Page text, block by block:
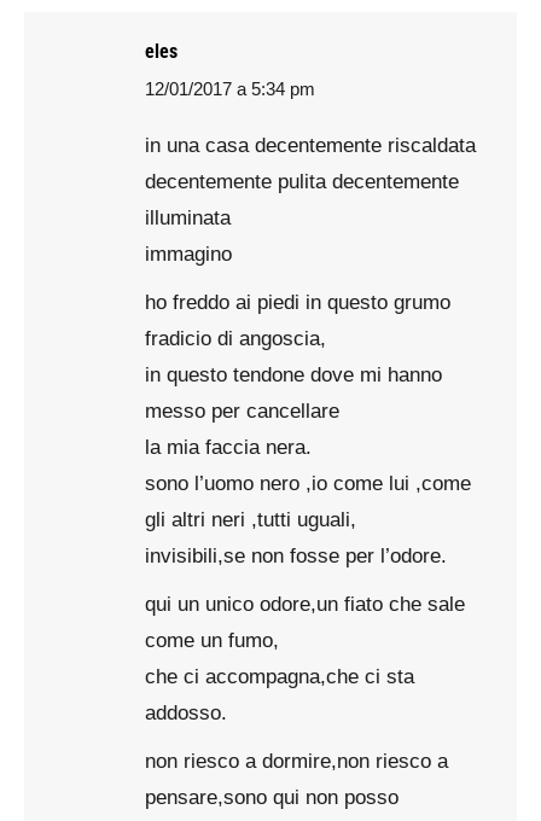
eles
says:
12/01/2017 a 5:34 pm
in una casa decentemente riscaldata
decentemente pulita decentemente
illuminata
immagino
ho freddo ai piedi in questo grumo
fradicio di angoscia,
in questo tendone dove mi hanno
messo per cancellare
la mia faccia nera.
sono l’uomo nero ,io come lui ,come
gli altri neri ,tutti uguali,
invisibili,se non fosse per l’odore.
qui un unico odore,un fiato che sale
come un fumo,
che ci accompagna,che ci sta
addosso.
non riesco a dormire,non riesco a
pensare,sono qui non posso